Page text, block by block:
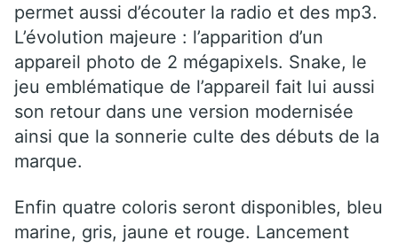
permet aussi d’écouter la radio et des mp3.
L’évolution majeure : l’apparition d’un
appareil photo de 2 mégapixels. Snake, le
jeu emblématique de l’appareil fait lui aussi
son retour dans une version modernisée
ainsi que la sonnerie culte des débuts de la
marque.
Enfin quatre coloris seront disponibles, bleu
marine, gris, jaune et rouge. Lancement